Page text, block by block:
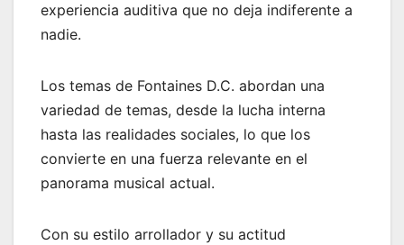
experiencia auditiva que no deja indiferente a
nadie.
Los temas de Fontaines D.C. abordan una
variedad de temas, desde la lucha interna
hasta las realidades sociales, lo que los
convierte en una fuerza relevante en el
panorama musical actual.
Con su estilo arrollador y su actitud